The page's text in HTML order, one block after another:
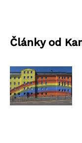
Články od